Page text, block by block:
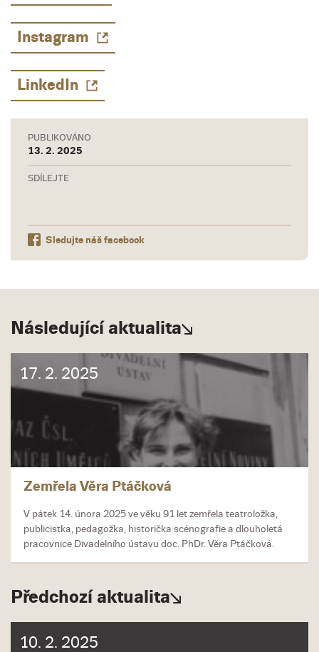
Instagram
LinkedIn
PUBLIKOVÁNO
13. 2. 2025
SDÍLEJTE
Sledujte náš facebook
Následující aktualita
17. 2. 2025
Zemřela Věra Ptáčková
V pátek 14. února 2025 ve věku 91 let zemřela teatroložka,
publicistka, pedagožka, historička scénografie a dlouholetá
pracovnice Divadelního ústavu doc. PhDr. Věra Ptáčková.
Předchozí aktualita
10. 2. 2025